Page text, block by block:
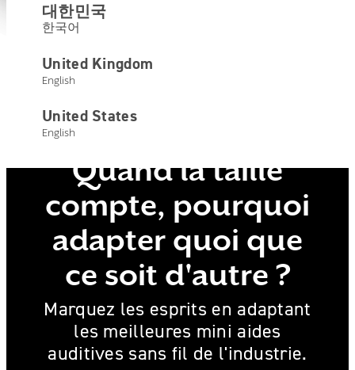
대한민국
한국어
United Kingdom
English
United States
English
Modèles disponibles
Quand la taille
compte, pourquoi
adapter quoi que
ce soit d'autre ?
Marquez les esprits en adaptant
les meilleures mini aides
auditives sans fil de l'industrie.